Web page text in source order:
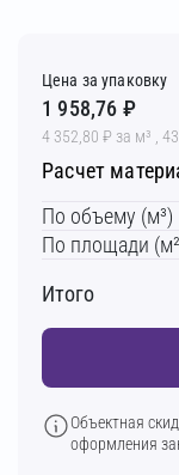
Цена за упаковку
1 958,76 ₽
4 352,80 ₽ за м³ ,
Расчет
По объему (м³)
По площади
Итого
Объектная
оформления